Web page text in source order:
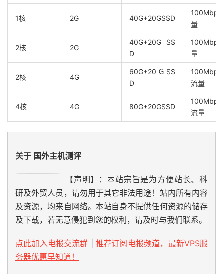
1核 2G 40G+20GSSD
量
2核 2G
40G+20G SS
D
量
2核 4G
60G+20ＧSS
D
流量
4核 4G 80G+20GSSD
流量
关于 国外主机测评
【声明】：本站宗旨是为方便站长、科
研及外贸人员，请勿用于其它非法用途！站内所有内容
及资源，均来自网络。本站自身不提供任何资源的储存
及下载，若无意侵犯到您的权利，请及时与我们联系。
点此加入电报交流群
推荐订阅电报频道，最新VPS服
务器优惠早知道！